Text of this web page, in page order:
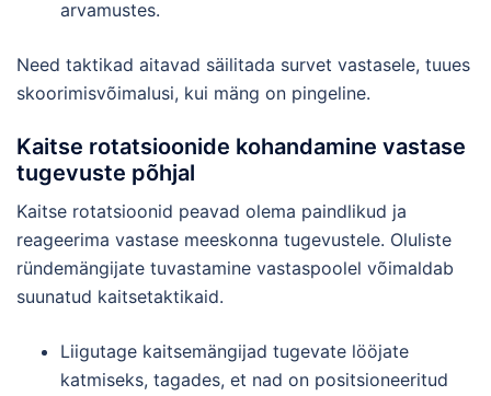
arvamustes.
Need taktikad aitavad säilitada survet vastasele, tuues
skoorimisvõimalusi, kui mäng on pingeline.
Kaitse rotatsioonide kohandamine vastase
tugevuste põhjal
Kaitse rotatsioonid peavad olema paindlikud ja
reageerima vastase meeskonna tugevustele. Oluliste
ründemängijate tuvastamine vastaspoolel võimaldab
suunatud kaitsetaktikaid.
Liigutage kaitsemängijad tugevate lööjate
katmiseks, tagades, et nad on positsioneeritud